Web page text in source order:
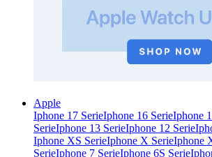
Apple
Iphone 17 SerieIphone 16 SerieIphone
SerieIphone 13 SerieIphone 12 Serie
Iphone XS SerieIphone X SerieIphone
SerieIphone 7 SerieIphone 6S Serie